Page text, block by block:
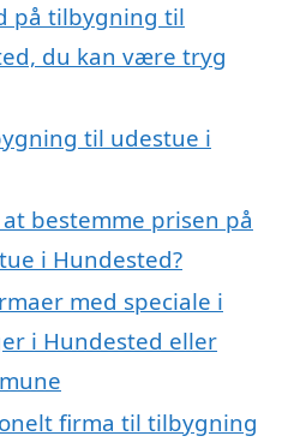
på tilbygning til
du kan være tryg
til udestue i
bestemme prisen på
i Hundested?
med speciale i
i Hundested eller
firma til tilbygning